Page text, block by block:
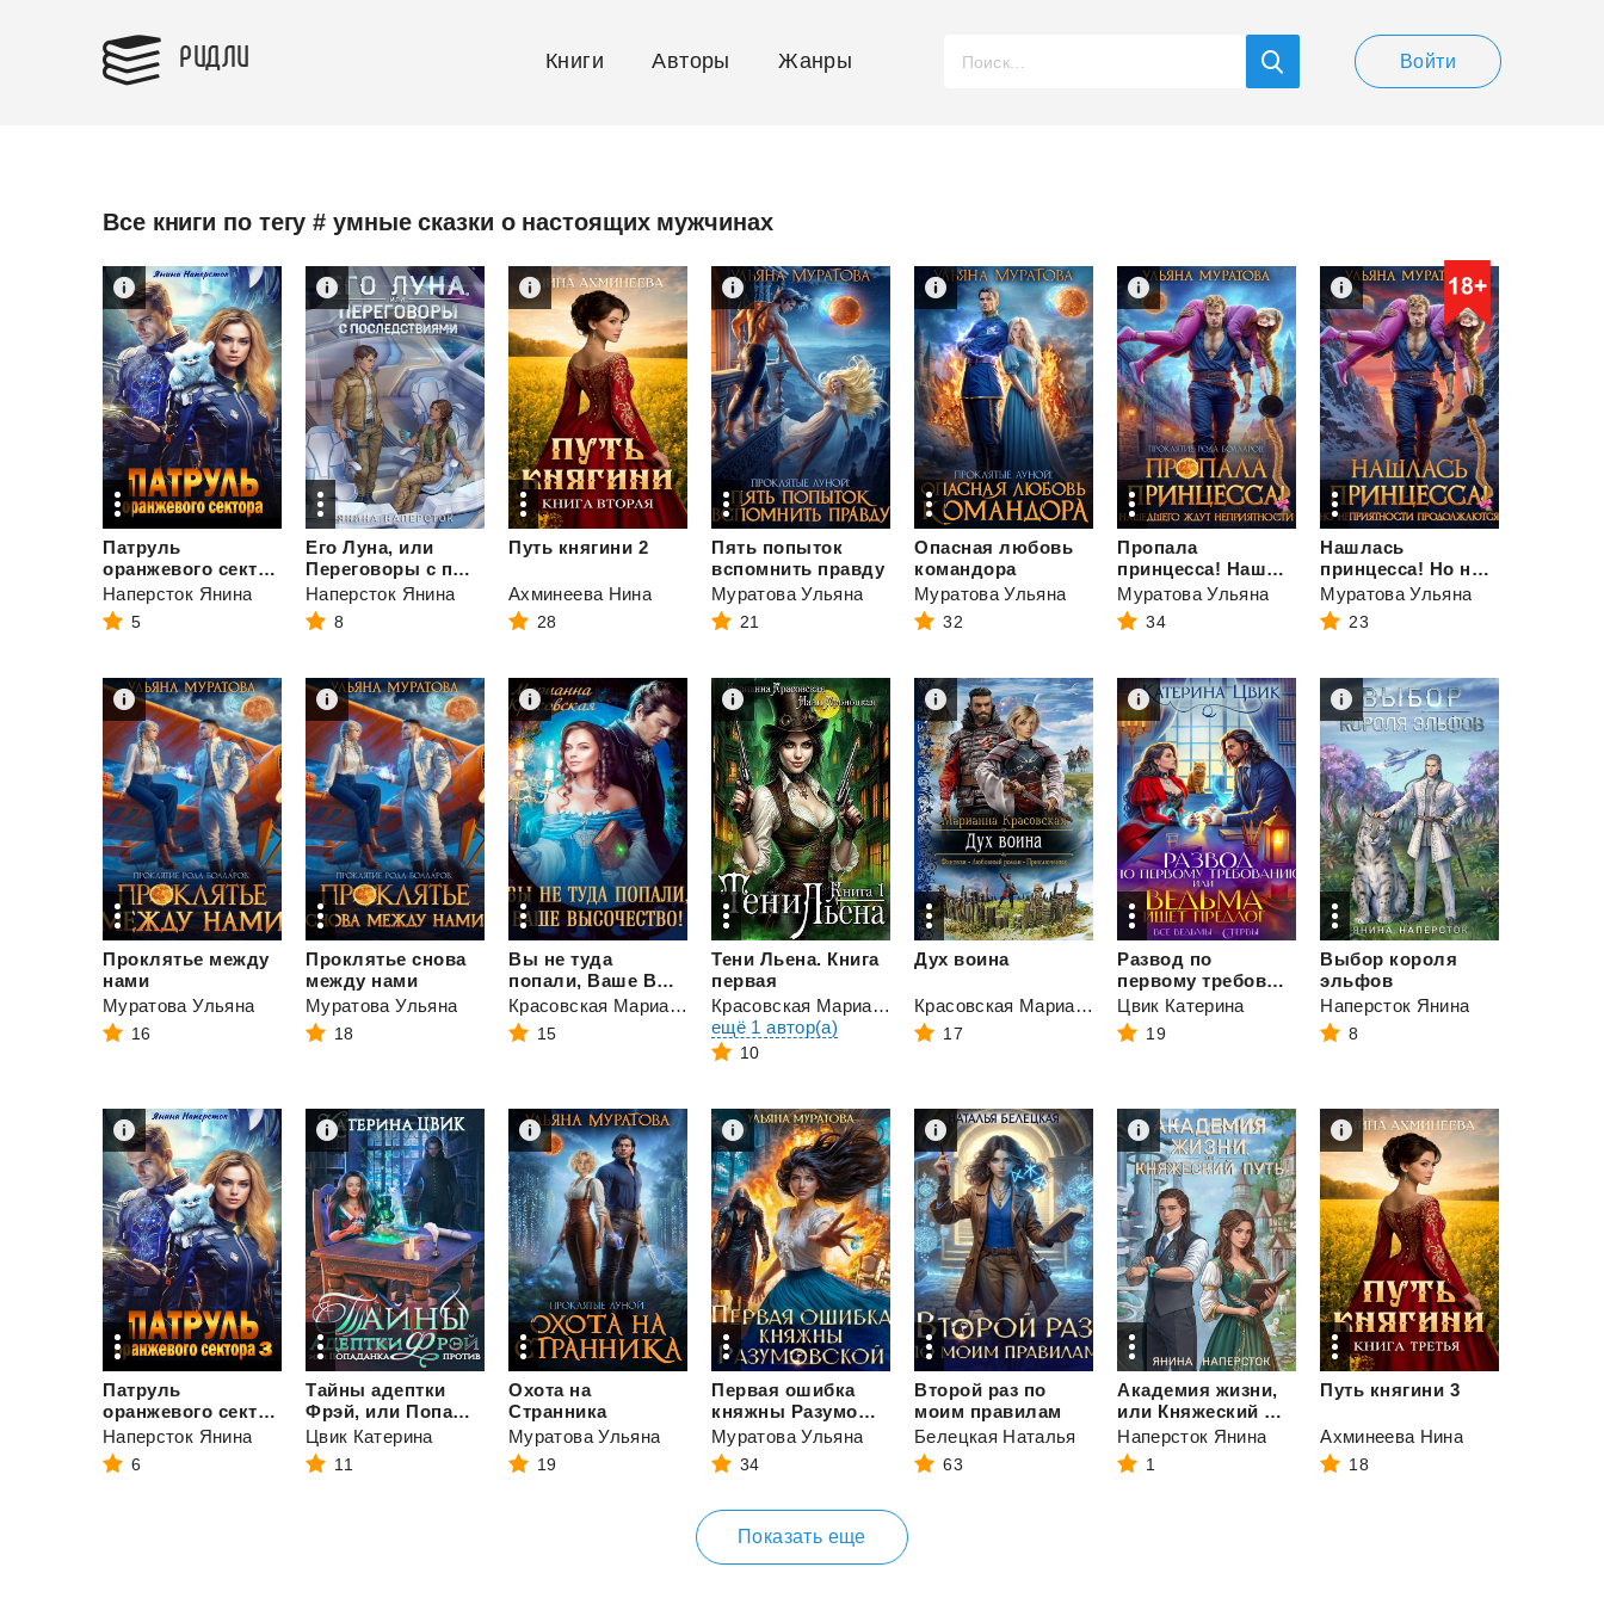
РИДЛИ Книги Авторы Жанры Войти
Все книги по тегу # умные сказки о настоящих мужчинах
Патруль
оранжевого сектора
Наперсток Янина
5
Его Луна, или
Переговоры с последствиями
Наперсток Янина
8
Путь княгини 2
Ахминеева Нина
28
Пять попыток
вспомнить правду
Муратова Ульяна
21
Опасная любовь
командора
Муратова Ульяна
32
Пропала
принцесса! Нашедшего ждут неприятности
Муратова Ульяна
34
Нашлась
принцесса! Но неприятности продолжаются
Муратова Ульяна
23
Проклятье между
нами
Муратова Ульяна
16
Проклятье снова
между нами
Муратова Ульяна
18
Вы не туда
попали, Ваше Высочество
Красовская Марианна
15
Тени Льена. Книга
первая
Красовская Марианна
и
ещё 1 автор(а)
10
Дух воина
Красовская Марианна
17
Развод по
первому требованию, или Ведьма ищет предлог
Цвик Катерина
19
Выбор короля
эльфов
Наперсток Янина
8
Патруль
оранжевого сектора - 3
Наперсток Янина
6
Тайны адептки
Фрэй, или Попаданка против
Цвик Катерина
11
Охота на
Странника
Муратова Ульяна
19
Первая ошибка
княжны Разумовской
Муратова Ульяна
34
Второй раз по
моим правилам
Белецкая Наталья
63
Академия жизни,
или Княжеский путь
Наперсток Янина
1
Путь княгини 3
Ахминеева Нина
18
Показать еще